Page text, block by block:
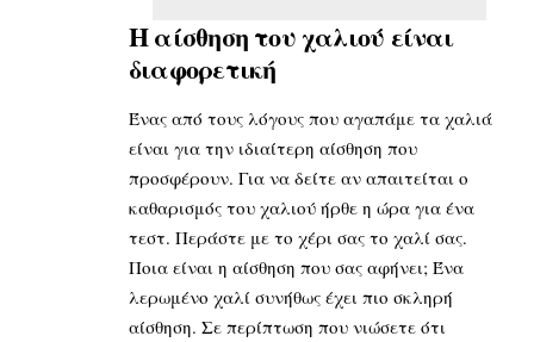
Η αίσθηση του χαλιού είναι
διαφορετική
Ένας από τους λόγους που αγαπάμε τα χαλιά
είναι για την ιδιαίτερη αίσθηση που
προσφέρουν. Για να δείτε αν απαιτείται ο
καθαρισμός του χαλιού ήρθε η ώρα για ένα
τεστ. Περάστε με το χέρι σας το χαλί σας.
Ποια είναι η αίσθηση που σας αφήνει; Ένα
λερωμένο χαλί συνήθως έχει πιο σκληρή
αίσθηση. Σε περίπτωση που νιώσετε ότι